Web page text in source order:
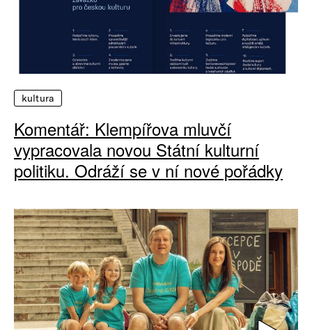
kultura
Komentář: Klempířova mluvčí
vypracovala novou Státní kulturní
politiku. Odráží se v ní nové pořádky